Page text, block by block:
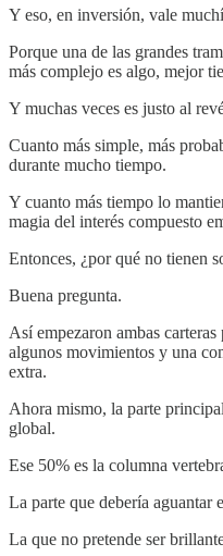
Y eso, en inversión, vale
Porque una de las grandes
más complejo es algo, mejor
Y muchas veces es justo al
Cuanto más simple, más
durante mucho tiempo.
Y cuanto más tiempo lo
magia del interés compuesto
Entonces, ¿por qué no tienen
Buena pregunta.
Así empezaron ambas
algunos movimientos y una
extra.
Ahora mismo, la parte
global.
Ese 50% es la columna
La parte que debería aguantar
La que no pretende ser